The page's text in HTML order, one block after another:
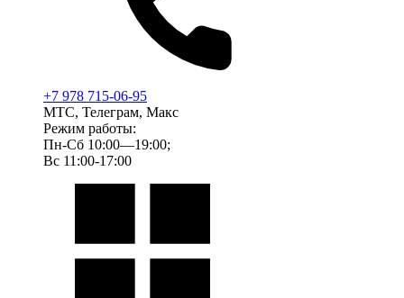
+7 978 715-06-95
МТС, Телеграм, Макс
Режим работы:
Пн-Сб 10:00—19:00;
Вс 11:00-17:00